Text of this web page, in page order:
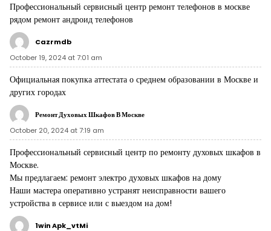
Профессиональный сервисный центр ремонт телефонов в москве
рядом ремонт андроид телефонов
Cazrmdb
October 19, 2024 at 7:01 am
Официальная покупка аттестата о среднем образовании в Москве и
других городах
Ремонт Духовых Шкафов В Москве
October 20, 2024 at 7:19 am
Профессиональный сервисный центр по ремонту духовых шкафов в
Москве.
Мы предлагаем: ремонт электро духовых шкафов на дому
Наши мастера оперативно устранят неисправности вашего
устройства в сервисе или с выездом на дом!
1win Apk_vtMi